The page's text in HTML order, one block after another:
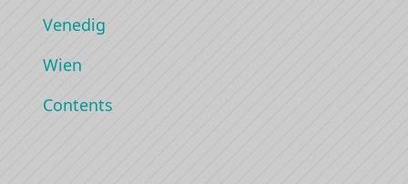
Venedig
Wien
Contents